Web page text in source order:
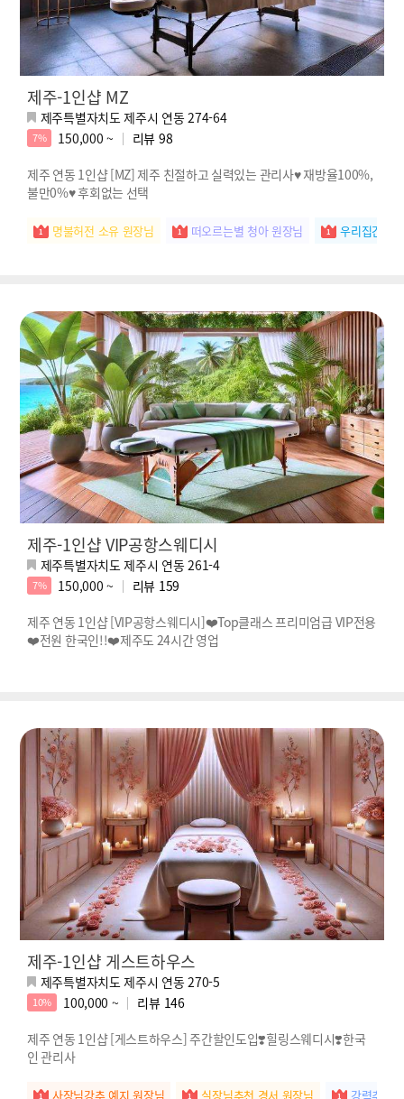
제주-1인샵 MZ
제주특별자치도 제주시 연동 274-64
7% 150,000 ~ 리뷰 98
제주 연동 1인샵 [MZ] 제주 친절하고 실력있는 관리사♥ 재방율100%,
불만0%♥ 후회없는 선택
명불허전 소유 원장님 떠오르는별 청아 원장님 우리집간판
제주-1인샵 VIP공항스웨디시
제주특별자치도 제주시 연동 261-4
7% 150,000 ~ 리뷰 159
제주 연동 1인샵 [VIP공항스웨디시]❤️Top클래스 프리미엄급 VIP전용
❤️전원 한국인!!❤️제주도 24시간 영업
제주-1인샵 게스트하우스
제주특별자치도 제주시 연동 270-5
10% 100,000 ~ 리뷰 146
제주 연동 1인샵 [게스트하우스] 주간할인도입❣️힐링스웨디시❣️한국
인 관리사
사장님강추 예지 원장님 실장님추천 경서 원장님 강력추천